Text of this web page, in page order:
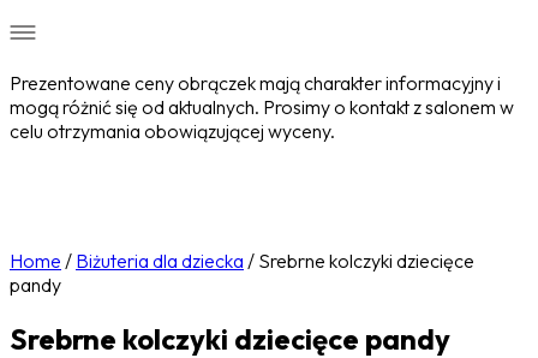
Prezentowane ceny obrączek mają charakter informacyjny i
mogą różnić się od aktualnych. Prosimy o kontakt z salonem w
celu otrzymania obowiązującej wyceny.
Home / Biżuteria dla dziecka / Srebrne kolczyki dziecięce
pandy
Srebrne kolczyki dziecięce pandy